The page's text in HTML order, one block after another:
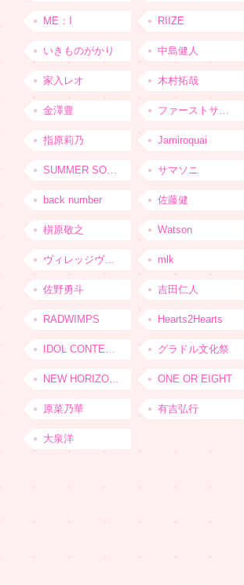
ME：I RIIZE
いきものがかり 中島健人
家入レオ 木村拓哉
金澤豊 ファーストサマーウイカ
指原莉乃 Jamiroquai
SUMMER SONIC サマソニ
back number 佐藤健
槇原敬之 Watson
ヴィレッジヴァンガード mlk
佐野勇斗 吉田仁人
RADWIMPS Hearts2Hearts
IDOL CONTENT EXPO グラドル文化祭
NEW HORIZON FEST ONE OR EIGHT
原菜乃華 有吉弘行
大泉洋